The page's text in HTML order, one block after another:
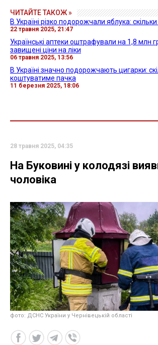
ЧИТАЙТЕ ТАКОЖ »
В Україні різко подорожчали яблука:
22 травня 2025, 21:47
Українські аптеки оштрафували на 1,8 млн
завищені ціни на ліки
06 травня 2025, 13:56
В Україні значно подорожчають цигарки:
коштуватиме пачка
11 березня 2025, 18:06
28 травня 2025, 04:35
На Буковині у колодязі
чоловіка
фото: ДСНС України у Чернівецькій області